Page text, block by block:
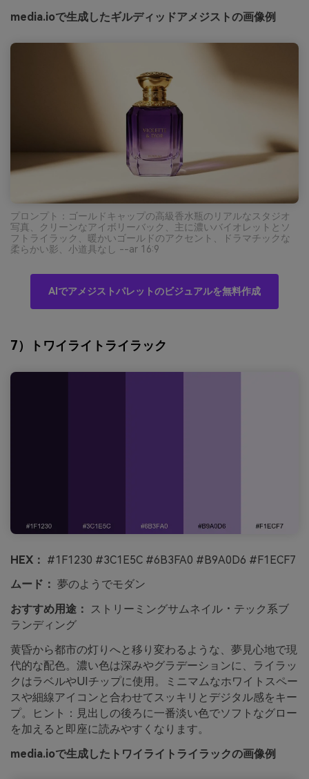
media.ioで生成したギルディッドアメジストの画像例
プロンプト：ゴールドキャップの高級香水瓶のリアルなスタジオ
写真、クリーンなアイボリーバック、主に濃いバイオレットとソ
フトライラック、暖かいゴールドのアクセント、ドラマチックな
柔らかい影、小道具なし --ar 16:9
AIでアメジストパレットのビジュアルを無料作成
7）トワイライトライラック
HEX： #1F1230 #3C1E5C #6B3FA0 #B9A0D6 #F1ECF7
ムード： 夢のようでモダン
おすすめ用途： ストリーミングサムネイル・テック系ブ
ランディング
黄昏から都市の灯りへと移り変わるような、夢見心地で現
代的な配色。濃い色は深みやグラデーションに、ライラッ
クはラベルやUIチップに使用。ミニマムなホワイトスペー
スや細線アイコンと合わせてスッキリとデジタル感をキー
プ。ヒント：見出しの後ろに一番淡い色でソフトなグロー
を加えると即座に読みやすくなります。
media.ioで生成したトワイライトライラックの画像例